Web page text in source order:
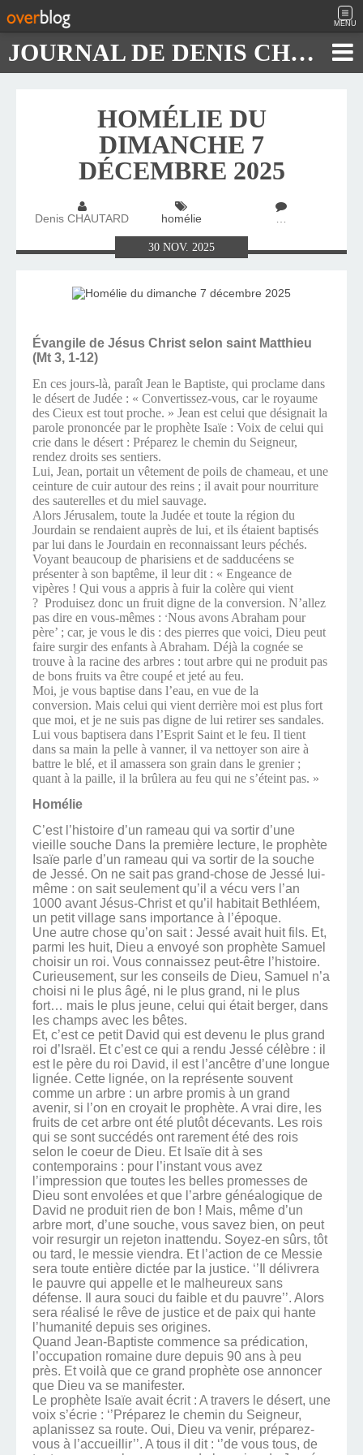
MENU
JOURNAL DE DENIS CHAUTARD
HOMÉLIE DU
DIMANCHE 7
DÉCEMBRE 2025
Denis CHAUTARD homélie …
30 NOV. 2025
Évangile de Jésus Christ selon saint Matthieu
(Mt 3, 1-12)
En ces jours-là, paraît Jean le Baptiste, qui proclame dans
le désert de Judée : « Convertissez-vous, car le royaume
des Cieux est tout proche. » Jean est celui que désignait la
parole prononcée par le prophète Isaïe : Voix de celui qui
crie dans le désert : Préparez le chemin du Seigneur,
rendez droits ses sentiers.
Lui, Jean, portait un vêtement de poils de chameau, et une
ceinture de cuir autour des reins ; il avait pour nourriture
des sauterelles et du miel sauvage.
Alors Jérusalem, toute la Judée et toute la région du
Jourdain se rendaient auprès de lui, et ils étaient baptisés
par lui dans le Jourdain en reconnaissant leurs péchés.
Voyant beaucoup de pharisiens et de sadducéens se
présenter à son baptême, il leur dit : « Engeance de
vipères ! Qui vous a appris à fuir la colère qui vient
? Produisez donc un fruit digne de la conversion. N’allez
pas dire en vous-mêmes : ‘Nous avons Abraham pour
père’ ; car, je vous le dis : des pierres que voici, Dieu peut
faire surgir des enfants à Abraham. Déjà la cognée se
trouve à la racine des arbres : tout arbre qui ne produit pas
de bons fruits va être coupé et jeté au feu.
Moi, je vous baptise dans l’eau, en vue de la
conversion. Mais celui qui vient derrière moi est plus fort
que moi, et je ne suis pas digne de lui retirer ses sandales.
Lui vous baptisera dans l’Esprit Saint et le feu. Il tient
dans sa main la pelle à vanner, il va nettoyer son aire à
battre le blé, et il amassera son grain dans le grenier ;
quant à la paille, il la brûlera au feu qui ne s’éteint pas. »
Homélie
C’est l’histoire d’un rameau qui va sortir d’une
vieille souche Dans la première lecture, le prophète
Isaïe parle d’un rameau qui va sortir de la souche
de Jessé. On ne sait pas grand-chose de Jessé lui-
même : on sait seulement qu’il a vécu vers l’an
1000 avant Jésus-Christ et qu’il habitait Bethléem,
un petit village sans importance à l’époque.
Une autre chose qu’on sait : Jessé avait huit fils. Et,
parmi les huit, Dieu a envoyé son prophète Samuel
choisir un roi. Vous connaissez peut-être l’histoire.
Curieusement, sur les conseils de Dieu, Samuel n’a
choisi ni le plus âgé, ni le plus grand, ni le plus
fort… mais le plus jeune, celui qui était berger, dans
les champs avec les bêtes.
Et, c’est ce petit David qui est devenu le plus grand
roi d’Israël. Et c’est ce qui a rendu Jessé célèbre : il
est le père du roi David, il est l’ancêtre d’une longue
lignée. Cette lignée, on la représente souvent
comme un arbre : un arbre promis à un grand
avenir, si l’on en croyait le prophète. A vrai dire, les
fruits de cet arbre ont été plutôt décevants. Les rois
qui se sont succédés ont rarement été des rois
selon le coeur de Dieu. Et Isaïe dit à ses
contemporains : pour l’instant vous avez
l’impression que toutes les belles promesses de
Dieu sont envolées et que l’arbre généalogique de
David ne produit rien de bon ! Mais, même d’un
arbre mort, d’une souche, vous savez bien, on peut
voir resurgir un rejeton inattendu. Soyez-en sûrs, tôt
ou tard, le messie viendra. Et l’action de ce Messie
sera toute entière dictée par la justice. ‘’Il délivrera
le pauvre qui appelle et le malheureux sans
défense. Il aura souci du faible et du pauvre’’. Alors
sera réalisé le rêve de justice et de paix qui hante
l’humanité depuis ses origines.
Quand Jean-Baptiste commence sa prédication,
l’occupation romaine dure depuis 90 ans à peu
près. Et voilà que ce grand prophète ose annoncer
que Dieu va se manifester.
Le prophète Isaïe avait écrit : A travers le désert, une
voix s’écrie : ‘’Préparez le chemin du Seigneur,
aplanissez sa route. Oui, Dieu va venir, préparez-
vous à l’accueillir’’. A tous il dit : ‘’de vous tous, de